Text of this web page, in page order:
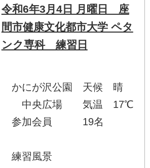
令和6年3月4日 月曜日 座
間市健康文化都市大学 ペタ
ンク専科 練習日
かにが沢公園 天候 晴
中央広場 気温 17℃
参加会員 19名
練習風景